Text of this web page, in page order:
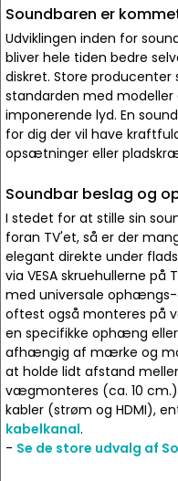
Soundbaren er
Udviklingen inden for
bliver hele tiden bedre
diskret. Store producenter
standarden med
imponerende lyd. En
for dig der vil have
opsætninger eller
Soundbar beslag og
I stedet for at stille sin
foran TV'et, så er der
elegant direkte under
via VESA skruehullerne
med universale ophængs-
oftest også monteres på
en specifikke ophæng
afhængig af mærke og
at holde lidt afstand
vægmonteres (ca. 10
kabler (strøm og HDMI),
kabelkanal.
- Se de store udvalg af